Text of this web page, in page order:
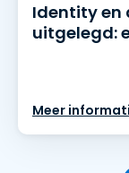
Identity en
uitgelegd:
Meer